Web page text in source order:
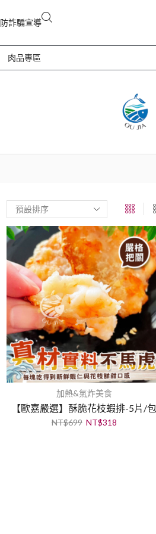
防詐騙宣導
肉品專區
加熱&氣炸美食
【歐嘉嚴選】酥脆花枝蝦排-5片/包
NT$699 NT$318